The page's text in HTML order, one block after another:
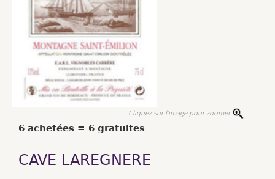
Cliquez sur l'image pour zoomer
6 achetées = 6 gratuites
CAVE LAREGNERE